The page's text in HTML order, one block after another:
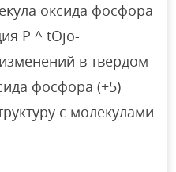
оксида фосфора
P ^ tOjo-
в твердом
фосфора (+5)
с молекулами